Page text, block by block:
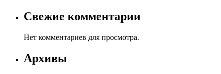
Свежие комментарии
Нет комментариев для просмотра.
Архивы